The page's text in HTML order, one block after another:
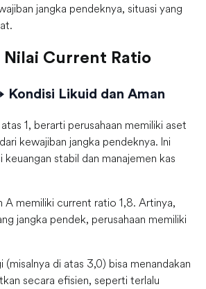
jangka pendeknya, situasi yang
Nilai Current Ratio
Kondisi Likuid dan Aman
1, berarti perusahaan memiliki aset
kewajiban jangka pendeknya. Ini
keuangan stabil dan manajemen kas
A memiliki current ratio 1,8. Artinya,
jangka pendek, perusahaan memiliki
(misalnya di atas 3,0) bisa menandakan
secara efisien, seperti terlalu